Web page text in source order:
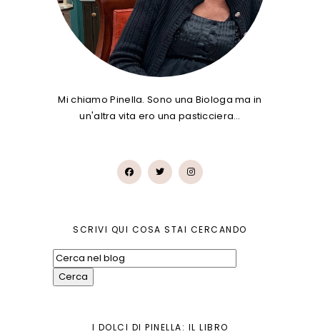
Mi chiamo Pinella. Sono una Biologa ma in
un'altra vita ero una pasticciera…
SCRIVI QUI COSA STAI CERCANDO
I DOLCI DI PINELLA: IL LIBRO